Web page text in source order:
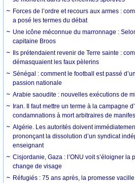
Forces de l’ordre et recours aux armes :
a posé les termes du débat
Une icône méconnue du marronnage :
capitaine Broos
Ils prétendaient revenir de Terre sainte :
démasquaient les faux pèlerins
Sénégal : comment le football est passé
passion nationale
Arabie saoudite : nouvelles exécutions de
Iran. Il faut mettre un terme à la campagne
condamnations à mort arbitraires de
Algérie. Les autorités doivent
prononçant la dissolution d’un syndicat
enseignant
Cisjordanie, Gaza : l’ONU voit s’éloigner la
change de visage
Réfugiés : 75 ans après, la promesse vacille